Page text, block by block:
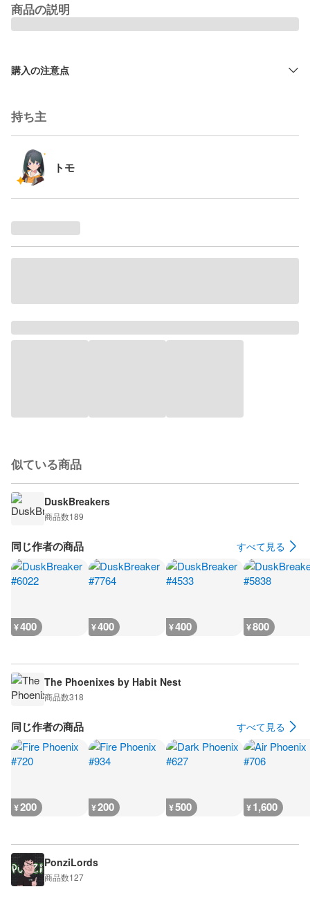
商品の説明
購入の注意点
持ち主
トモ
似ている商品
DuskBreakers
商品数189
同じ作者の商品 すべて見る
¥400 ¥400 ¥400 ¥800
The Phoenixes by Habit Nest
商品数318
同じ作者の商品 すべて見る
¥200 ¥200 ¥500 ¥1,600
PonziLords
商品数127